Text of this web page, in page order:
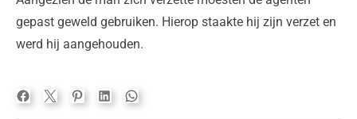
gepast geweld gebruiken. Hierop staakte hij zijn verzet en
werd hij aangehouden.